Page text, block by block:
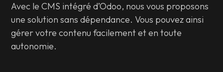
Avec le CMS intégré d’Odoo, nous vous proposons
une solution sans dépendance. Vous pouvez ainsi
gérer votre contenu facilement et en toute
autonomie.